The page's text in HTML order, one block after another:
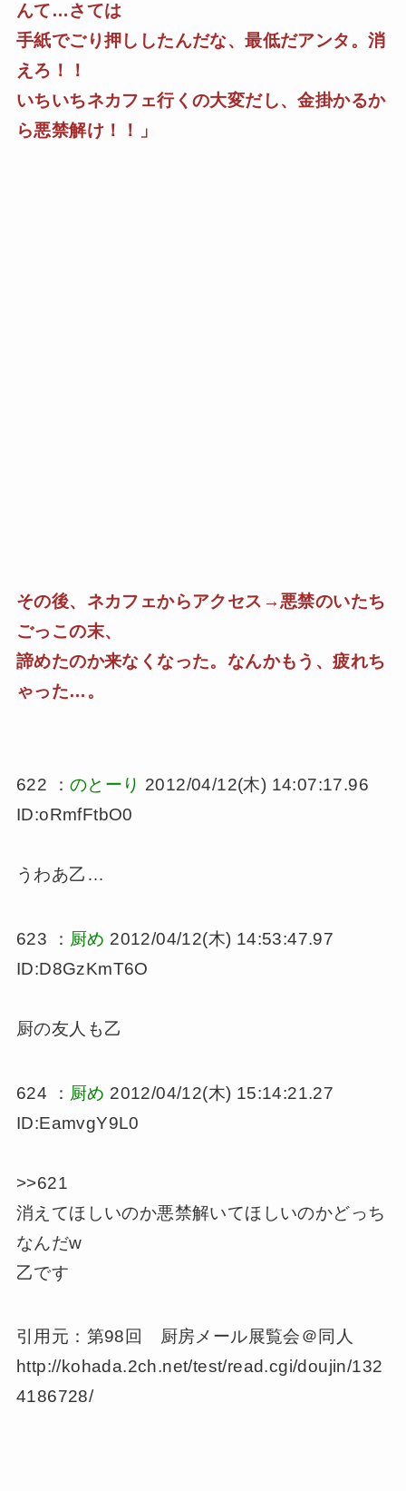
んて…さては
手紙でごり押ししたんだな、最低だアンタ。消
えろ！！
いちいちネカフェ行くの大変だし、金掛かるか
ら悪禁解け！！」
その後、ネカフェからアクセス→悪禁のいたち
ごっこの末、
諦めたのか来なくなった。なんかもう、疲れち
ゃった…。
622 ： のとーり 2012/04/12(木) 14:07:17.96
ID:oRmfFtbO0
うわあ乙…
623 ： 厨め 2012/04/12(木) 14:53:47.97
ID:D8GzKmT6O
厨の友人も乙
624 ： 厨め 2012/04/12(木) 15:14:21.27
ID:EamvgY9L0
>>621
消えてほしいのか悪禁解いてほしいのかどっち
なんだw
乙です
引用元：第98回 厨房メール展覧会＠同人
http://kohada.2ch.net/test/read.cgi/doujin/132
4186728/